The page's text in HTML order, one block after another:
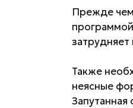
Прежде чем
затрудняет
Также
неясные